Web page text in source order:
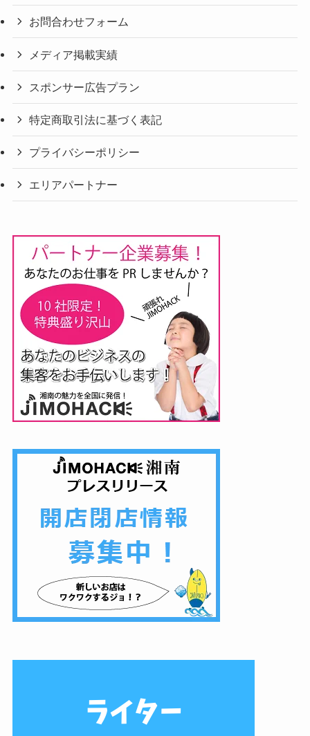
お問合わせフォーム
メディア掲載実績
スポンサー広告プラン
特定商取引法に基づく表記
プライバシーポリシー
エリアパートナー